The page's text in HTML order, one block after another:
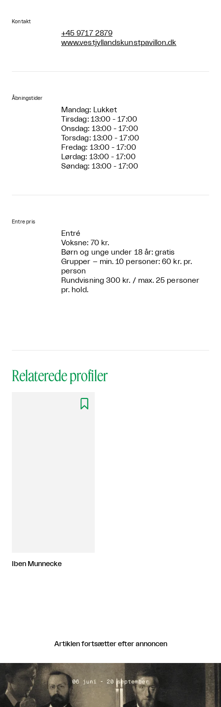
Kontakt
+45 9717 2879
www.vestjyllandskunstpavillon.dk
Åbningstider
Mandag: Lukket
Tirsdag: 13:00 - 17:00
Onsdag: 13:00 - 17:00
Torsdag: 13:00 - 17:00
Fredag: 13:00 - 17:00
Lørdag: 13:00 - 17:00
Søndag: 13:00 - 17:00
Entre pris
Entré
Voksne: 70 kr.
Børn og unge under 18 år: gratis
Grupper – min. 10 personer: 60 kr. pr.
person
Rundvisning 300 kr. / max. 25 personer
pr. hold.
Relaterede profiler

Iben Munnecke
Artiklen fortsætter efter annoncen